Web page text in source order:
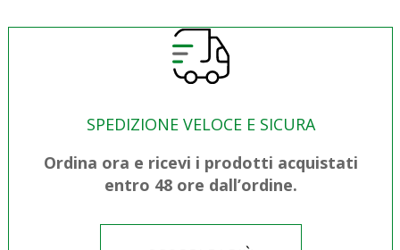
SPEDIZIONE VELOCE E SICURA
Ordina ora e ricevi i prodotti acquistati
entro 48 ore dall’ordine.